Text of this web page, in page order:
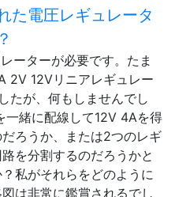
た電圧レギュレータ
ーターが必要です。たま
2V 12Vリニアレギュレー
たが、何もしませんでし
一緒に配線して12V 4Aを得
ろうか、または2つのレギ
を分割するのだろうかと
私がそれらをどのように
は非常に鑑賞されるでし